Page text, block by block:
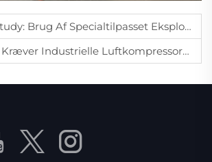
Specialtilpasset Eksplosionsbeskyttet Sidekanalblæser Sikrer Biogas-Kraftproduktion I Tyskland
Luftkompressorer Regelmæssig Udskiftning Af Luftfilter?